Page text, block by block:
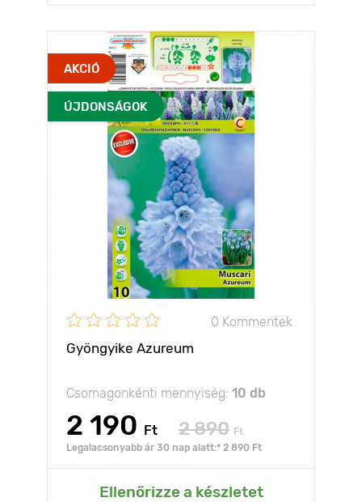
AKCIÓ
ÚJDONSÁGOK
0 Kommentek
Gyöngyike Azureum
Csomagonkénti mennyiség: 10 db
2 190 Ft 2 890 Ft
Legalacsonyabb ár 30 nap alatt:* 2 890 Ft
Ellenőrizze a készletet